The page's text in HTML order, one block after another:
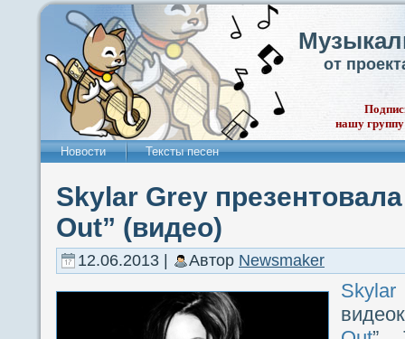
от
нашу
Новости Тексты песен
Skylar Grey
Out” (видео)
12.06.2013 | Автор Newsmaker